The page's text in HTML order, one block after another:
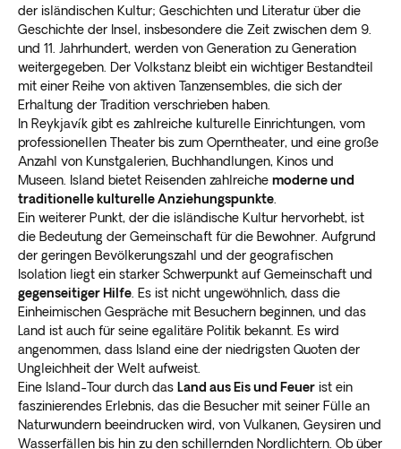
der isländischen Kultur; Geschichten und Literatur über die
Geschichte der Insel, insbesondere die Zeit zwischen dem 9.
und 11. Jahrhundert, werden von Generation zu Generation
weitergegeben. Der Volkstanz bleibt ein wichtiger Bestandteil
mit einer Reihe von aktiven Tanzensembles, die sich der
Erhaltung der Tradition verschrieben haben.
In Reykjavík gibt es zahlreiche kulturelle Einrichtungen, vom
professionellen Theater bis zum Operntheater, und eine große
Anzahl von Kunstgalerien, Buchhandlungen, Kinos und
Museen. Island bietet Reisenden zahlreiche moderne und
traditionelle kulturelle Anziehungspunkte
Ein weiterer Punkt, der die isländische Kultur hervorhebt, ist
die Bedeutung der Gemeinschaft für die Bewohner. Aufgrund
der geringen Bevölkerungszahl und der geografischen
Isolation liegt ein starker Schwerpunkt auf Gemeinschaft und
gegenseitiger Hilfe . Es ist nicht ungewöhnlich, dass die
Einheimischen Gespräche mit Besuchern beginnen, und das
Land ist auch für seine egalitäre Politik bekannt. Es wird
angenommen, dass Island eine der niedrigsten Quoten der
Ungleichheit der Welt aufweist.
Eine Island-Tour durch das Land aus Eis und Feuer ist ein
faszinierendes Erlebnis, das die Besucher mit seiner Fülle an
Naturwundern beeindrucken wird, von Vulkanen, Geysiren und
Wasserfällen bis hin zu den schillernden Nordlichtern. Ob über